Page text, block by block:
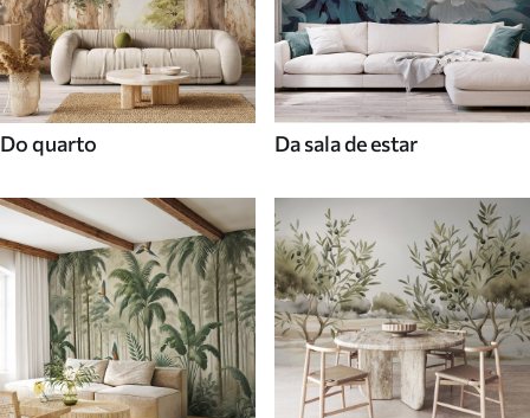
Do quarto Da sala de estar